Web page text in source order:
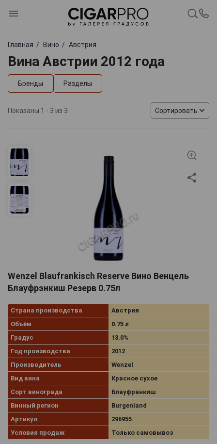
Главная Вино Австрия
Вина Австрии 2012 года
Бренды Разделы
Показаны 1 - 3 из 3 Сортировать
Wenzel Blaufrankisch Reserve Вино Венцель
Блауфрэнкиш Резерв 0.75л
Страна производства
Австрия
Объём
0.75 л
Градус
13.0%
Год производства
2012
Производитель
Wenzel
Вид вина
Красное сухое
Сорт винограда
Блауфранкиш
Винный регион
Burgenland
Артикул
296955
Условия продаж
Только самовывоз